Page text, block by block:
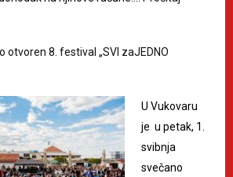
otvoren 8. festival „SVI zaJEDNO
U Vukovaru
je u petak, 1.
svibnja
svečano